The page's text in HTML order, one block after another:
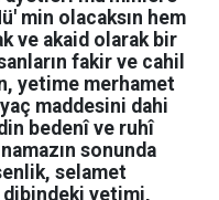
min olacaksın hem
ve akaid olarak bir
fakir ve cahil
yetime merhamet
maddesini dahi
bedenî ve ruhî
namazın sonunda
selamet
yetimi,